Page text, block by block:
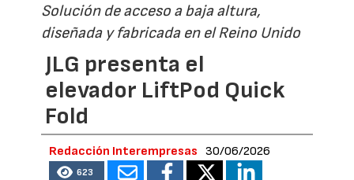
Solución de acceso a baja altura,
diseñada y fabricada en el Reino Unido
JLG presenta el
elevador LiftPod Quick
Fold
Redacción Interempresas 30/06/2026
623